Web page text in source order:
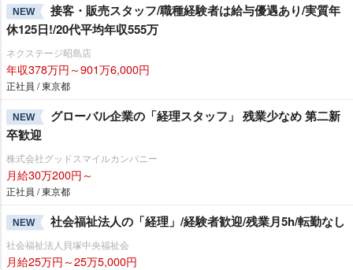
NEW
接客・販売スタッフ/職種経験者は給与優遇あり/実質年
休125日!/20代平均年収555万
ネクステージ昭島店
年収378万円～901万6,000円
正社員 / 東京都
NEW
グローバル企業の「経理スタッフ」 残業少なめ 第二新
卒歓迎
株式会社グッドスマイルカンパニー
月給30万200円～
正社員 / 東京都
NEW 社会福祉法人の「経理」/経験者歓迎/残業月5h/転勤なし
社会福祉法人貝塚中央福祉会
月給25万円～25万5,000円